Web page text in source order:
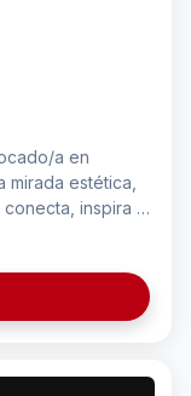
a en
estética,
inspira y
y
de belleza,
rincones